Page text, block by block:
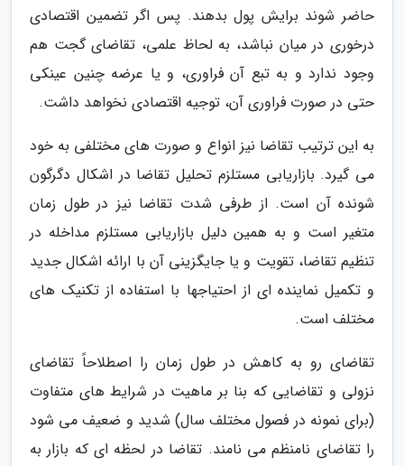
حاضر شوند برایش پول بدهند. پس اگر تضمین اقتصادی
درخوری در میان نباشد، به لحاظ علمی، تقاضای گجت هم
وجود ندارد و به تبع آن فراوری، و یا عرضه چنین عینکی
حتی در صورت فراوری آن، توجیه اقتصادی نخواهد داشت.
به این ترتیب تقاضا نیز انواع و صورت های مختلفی به خود
می گیرد. بازاریابی مستلزم تحلیل تقاضا در اشکال دگرگون
شونده آن است. از طرفی شدت تقاضا نیز در طول زمان
متغیر است و به همین دلیل بازاریابی مستلزم مداخله در
تنظیم تقاضا، تقویت و یا جایگزینی آن با ارائه اشکال جدید
و تکمیل نماینده ای از احتیاجها با استفاده از تکنیک های
مختلف است.
تقاضای رو به کاهش در طول زمان را اصطلاحاً تقاضای
نزولی و تقاضایی که بنا بر ماهیت در شرایط های متفاوت
(برای نمونه در فصول مختلف سال) شدید و ضعیف می شود
را تقاضای نامنظم می نامند. تقاضا در لحظه ای که بازار به